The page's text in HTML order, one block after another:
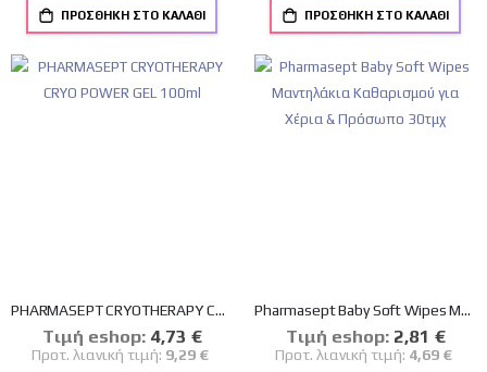
ΠΡΟΣΘΉΚΗ ΣΤΟ ΚΑΛΆΘΙ ΠΡΟΣΘΉΚΗ ΣΤΟ ΚΑΛΆΘΙ
PHARMASEPT CRYOTHERAPY CRYO POWER GEL 100ml
Tιμή eshop: Ειδική
Τιμή
4,73 €
Προτ. λιανική τιμή: 9,29 €
Pharmasept Baby Soft Wipes Μαντηλάκια Καθαρισμού για Χέρια & Πρόσωπο 30τμχ
Tιμή eshop: Ειδική
Τιμή
2,81 €
Προτ. λιανική τιμή: 4,69 €